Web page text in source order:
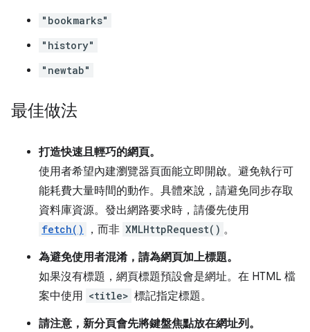
"bookmarks"
"history"
"newtab"
最佳做法
打造快速且輕巧的網頁。
使用者希望內建瀏覽器頁面能立即開啟。避免執行可
能耗費大量時間的動作。具體來說，請避免同步存取
資料庫資源。發出網路要求時，請優先使用
fetch() ，而非 XMLHttpRequest() 。
為避免使用者混淆，請為網頁加上標題。
如果沒有標題，網頁標題預設會是網址。在 HTML 檔
案中使用 <title> 標記指定標題。
請注意，新分頁會先將鍵盤焦點放在網址列。